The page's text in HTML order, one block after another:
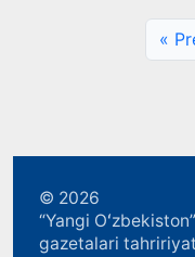
«
© 2026
“Yangi
gazetalari